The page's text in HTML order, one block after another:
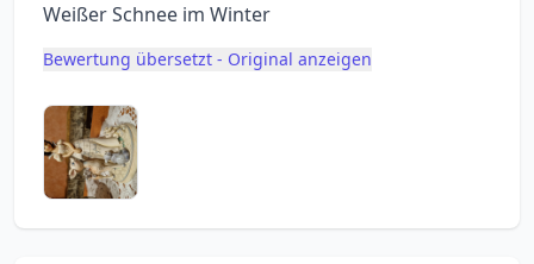
Weißer Schnee im Winter
Bewertung übersetzt - Original anzeigen